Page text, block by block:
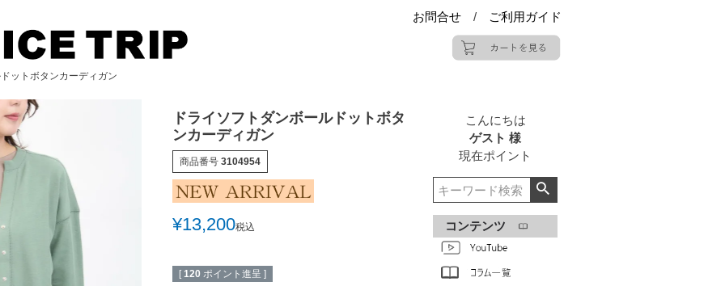
お問合せ / ご利用ガイド
ットボタンカーディガン
ドライソフトダンボールドットボタ
ンカーディガン
商品番号 3104954
¥13,200税込
[ 120 ポイント進呈 ]
こんにちは
ゲスト 様
現在ポイント
コンテンツ